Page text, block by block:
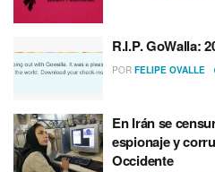
R.I.P. GoWalla:
POR FELIPE OVALLE
En Irán se
espionaje y
Occidente